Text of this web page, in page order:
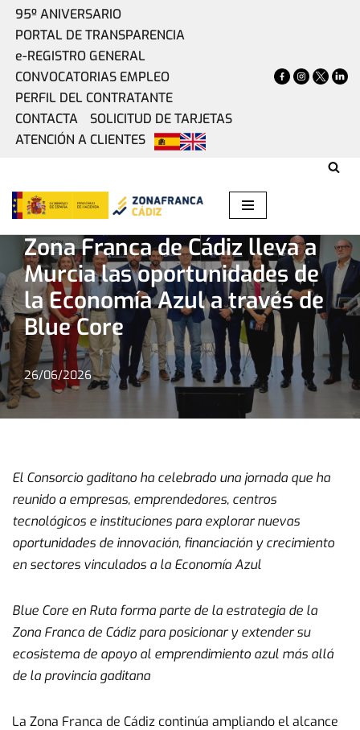
95º ANIVERSARIO
PORTAL DE TRANSPARENCIA
e-REGISTRO GENERAL
CONVOCATORIAS EMPLEO
PERFIL DEL CONTRATANTE
CONTACTA
SOLICITUD DE TARJETAS
ATENCIÓN A CLIENTES
Zona Franca de Cádiz lleva a Murcia
Core
Zona Franca de Cádiz lleva a
Murcia las oportunidades de
la Economía Azul a través de
Blue Core
26/06/2026
El Consorcio gaditano ha celebrado una jornada que ha
reunido a empresas, emprendedores, centros
tecnológicos e instituciones para explorar nuevas
oportunidades de innovación, financiación y crecimiento
en sectores vinculados a la Economía Azul
Blue Core en Ruta forma parte de la estrategia de la
Zona Franca de Cádiz para posicionar y extender su
ecosistema de apoyo al emprendimiento azul más allá
de la provincia gaditana
La Zona Franca de Cádiz continúa ampliando el alcance